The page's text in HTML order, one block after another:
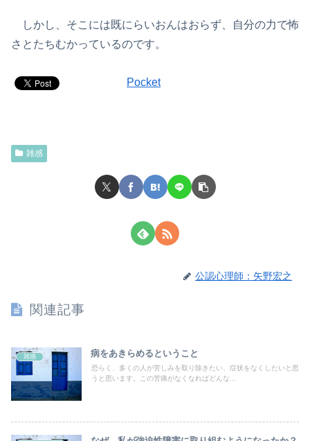
しかし、そこには既にらいおんはおらず、自分の力で怖
さとたちむかっているのです。
Pocket
雑感
公認心理師：矢野宏之
関連記事
雑感 病をあきらめるということ
恐らく、多くの人が苦しみを取り除きたい、症状をなくしたいと思
うと思います。この苦痛がなくなればどんな...